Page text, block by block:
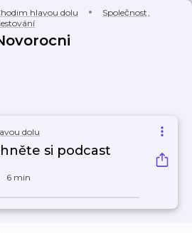
hlavou dolu Společnost,
dolu
si podcast
6 min